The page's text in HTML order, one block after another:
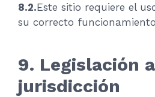
8.2.Este sitio requiere el
su correcto
9. Legislación
jurisdicción